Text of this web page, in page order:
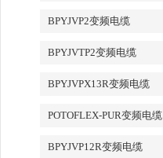
BPYJVP2变频电缆
BPYJVTP2变频电缆
BPYJVPX13R变频电缆
POTOFLEX-PUR变频电缆
BPYJVP12R变频电缆